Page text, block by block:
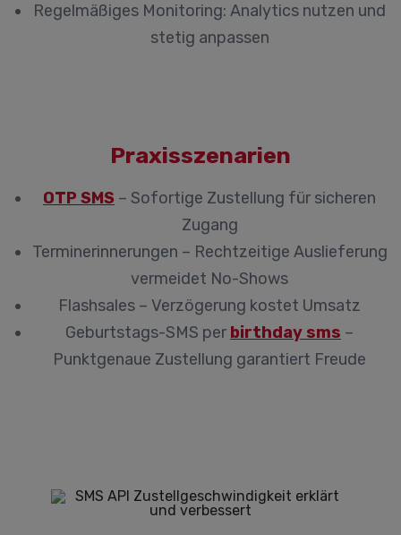
Regelmäßiges Monitoring: Analytics nutzen und
stetig anpassen
Praxisszenarien
OTP SMS – Sofortige Zustellung für sicheren
Zugang
Terminerinnerungen – Rechtzeitige Auslieferung
vermeidet No-Shows
Flashsales – Verzögerung kostet Umsatz
Geburtstags-SMS per birthday sms –
Punktgenaue Zustellung garantiert Freude